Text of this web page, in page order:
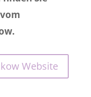
Website